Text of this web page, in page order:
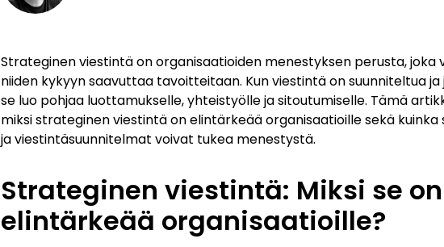
Strateginen viestintä on organisaatioiden menestyksen perusta, joka
niiden kykyyn saavuttaa tavoitteitaan. Kun viestintä on suunniteltua
se luo pohjaa luottamukselle, yhteistyölle ja sitoutumiselle. Tämä
miksi strateginen viestintä on elintärkeää organisaatioille sekä
ja viestintäsuunnitelmat voivat tukea menestystä.
Strateginen viestintä: Miksi se on
elintärkeää organisaatioille?